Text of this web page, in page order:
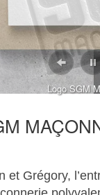
Logo SGM
et Grégory,